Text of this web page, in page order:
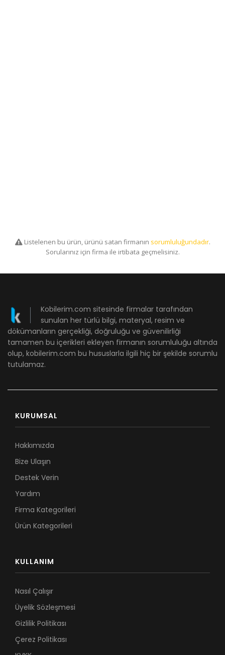
Listelenen bu ürün, ürünü satan firmanın sorumluluğundadır.
Sorularınız için firma ile irtibata geçmelisiniz.
Kobilerim.com sitesinde firmalar tarafından
sunulan her türlü bilgi, materyal, resim ve
dökümanların gerçekliği, doğruluğu ve güvenilirliği
tamamen bu içerikleri ekleyen firmanın sorumluluğu altında
olup, kobilerim.com bu hususlarla ilgili hiç bir şekilde sorumlu
tutulamaz.
KURUMSAL
Hakkımızda
Bize Ulaşın
Destek Verin
Yardım
Firma Kategorileri
Ürün Kategorileri
KULLANIM
Nasıl Çalışır
Üyelik Sözleşmesi
Gizlilik Politikası
Çerez Politikası